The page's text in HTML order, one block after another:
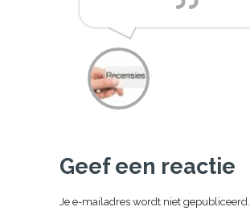
Geef een reactie
Je e-mailadres wordt niet gepubliceerd.